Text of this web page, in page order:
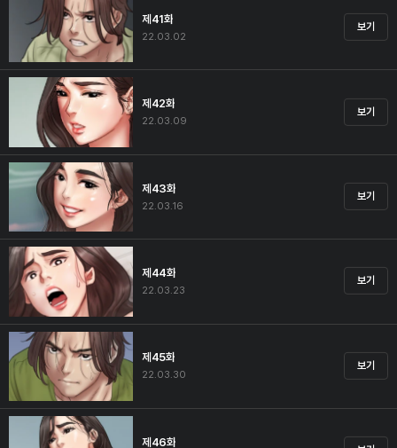
제41화
22.03.02
보기
제42화
22.03.09
보기
제43화
22.03.16
보기
제44화
22.03.23
보기
제45화
22.03.30
보기
제46화